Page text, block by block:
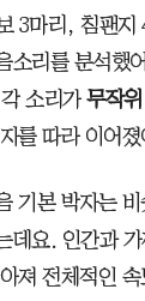
3마리, 침팬지
소리를 분석했
소리가 무작
를 따라 이어졌
기본 박자는
데요. 인간과
져 전체적인